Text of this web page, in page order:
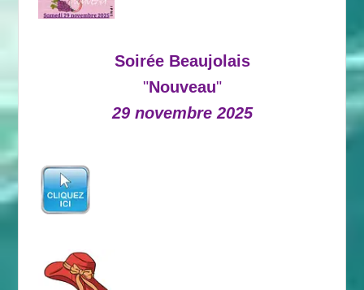
Soirée Beaujolais
"Nouveau"
29 novembre 2025